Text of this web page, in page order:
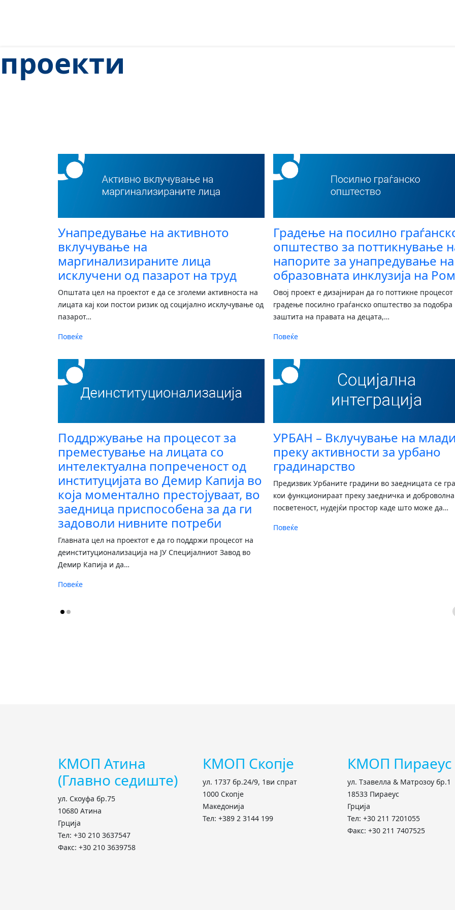
проекти
Унапредување на активното
вклучување на
маргинализираните лица
исклучени од пазарот на труд
Општата цел на проектот е да се зголеми активноста на
лицата кај кои постои ризик од социјално исклучување од
пазарот…
Повеќе
Градење на посилно
општество за поттикнување
напорите за унапредување на
образовната инклузија на
Овој проект е дизајниран да го поттикне процесот
градење посилно граѓанско општество за подобра
заштита на правата на децата,…
Повеќе
Поддржување на процесот за
преместување на лицата со
интелектуална попреченост од
институцијата во Демир Капија во
која моментално престојуваат, во
заедница приспособена за да ги
задоволи нивните потреби
Главната цел на проектот е да го поддржи процесот на
деинституционализација на ЈУ Специјалниот Завод во
Демир Капија и да…
Повеќе
УРБАН – Вклучување на
преку активности за урбано
градинарство
Предизвик Урбаните градини во заедницата се
кои функционираат преку заедничка и доброволна
посветеност, нудејќи простор каде што може да…
Повеќе
КМОП Атина
(Главно седиште)
ул. Скоуфа бр.75
10680 Атина
Грција
Тел: +30 210 3637547
Факс: +30 210 3639758
КМОП Скопје
ул. 1737 бр.24/9, 1ви спрат
1000 Скопје
Македонија
Тел: +389 2 3144 199
КМОП Пираеус
ул. Тзавелла & Матрозоу бр.1
18533 Пираеус
Грција
Тел: +30 211 7201055
Факс: +30 211 7407525